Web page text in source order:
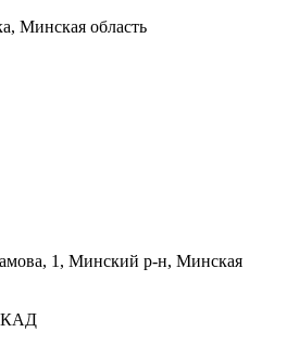
Минская область
1, Минский р-н, Минская